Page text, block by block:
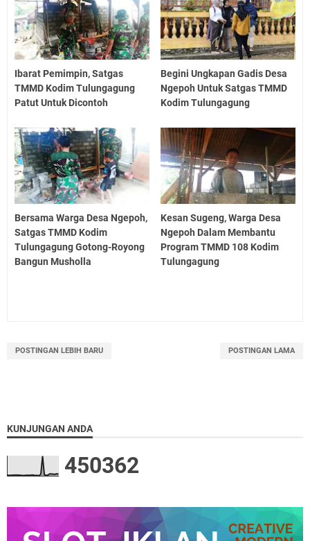
Ibarat Pemimpin, Satgas
TMMD Kodim Tulungagung
Patut Untuk Dicontoh
Begini Ungkapan Gadis Desa
Ngepoh Untuk Satgas TMMD
Kodim Tulungagung
Bersama Warga Desa Ngepoh,
Satgas TMMD Kodim
Tulungagung Gotong-Royong
Bangun Musholla
Kesan Sugeng, Warga Desa
Ngepoh Dalam Membantu
Program TMMD 108 Kodim
Tulungagung
POSTINGAN LEBIH BARU POSTINGAN LAMA
KUNJUNGAN ANDA
450362